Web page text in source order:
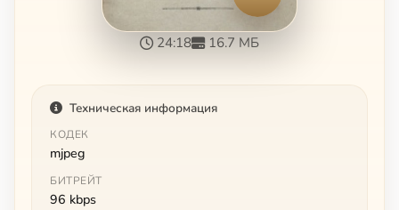
24:18 16.7 МБ
Техническая информация
КОДЕК
mjpeg
БИТРЕЙТ
96 kbps